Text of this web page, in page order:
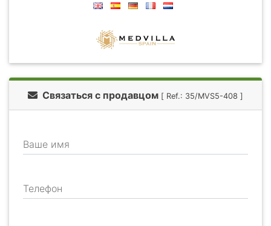
Связаться с продавцом [ Ref.: 35/MVS5-408 ]
Ваше имя
Телефон